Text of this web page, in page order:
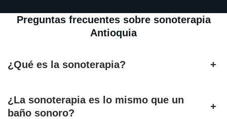
Preguntas frecuentes sobre sonoterapia
Antioquia
¿Qué es la sonoterapia? +
¿La sonoterapia es lo mismo que un
baño sonoro?
+